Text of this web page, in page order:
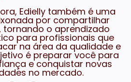
Edielly também é uma
por compartilhar
tornando o aprendizado
para profissionais que
na área da qualidade e
é preparar você para
e conquistar novas
no mercado.